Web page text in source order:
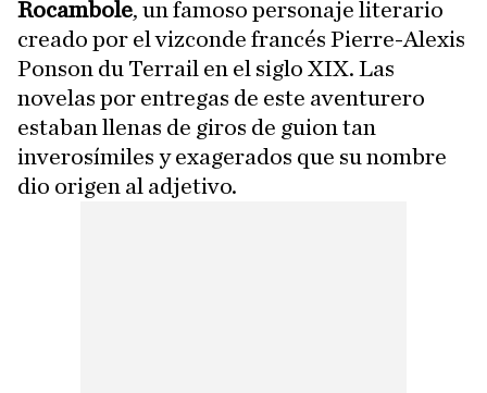
Rocambole, un famoso personaje literario
creado por el vizconde francés Pierre-Alexis
Ponson du Terrail en el siglo XIX. Las
novelas por entregas de este aventurero
estaban llenas de giros de guion tan
inverosímiles y exagerados que su nombre
dio origen al adjetivo.